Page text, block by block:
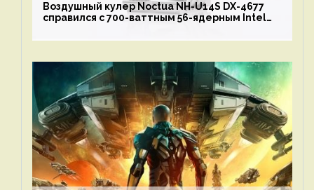
Воздушный кулер Noctua NH-U14S DX-4677
справился с 700-ваттным 56-ядерным Intel